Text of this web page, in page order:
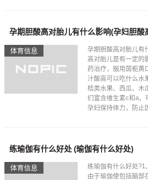
体育信息
孕期胆酸高对胎儿有什么影响(孕妇胆酸
孕期胆酸高对胎儿有
高对胎儿是有一定的
药治疗，服用茵栀黄
汁酸高可以吃什么水
桔类水果、西瓜、木
们富含维生素c和a，
孕妇保持体力，防止
体育信息
练瑜伽有什么好处 (瑜伽有什么好处)
练瑜伽有什么好处?1
由于瑜伽使包括脑部